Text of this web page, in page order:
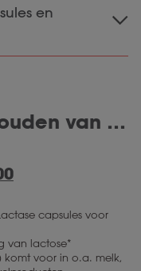
met de
en
de kiezen
hebt met
opendraaien en
water.
van …
capsules voor
van lactose*
komt voor in o.a. melk,